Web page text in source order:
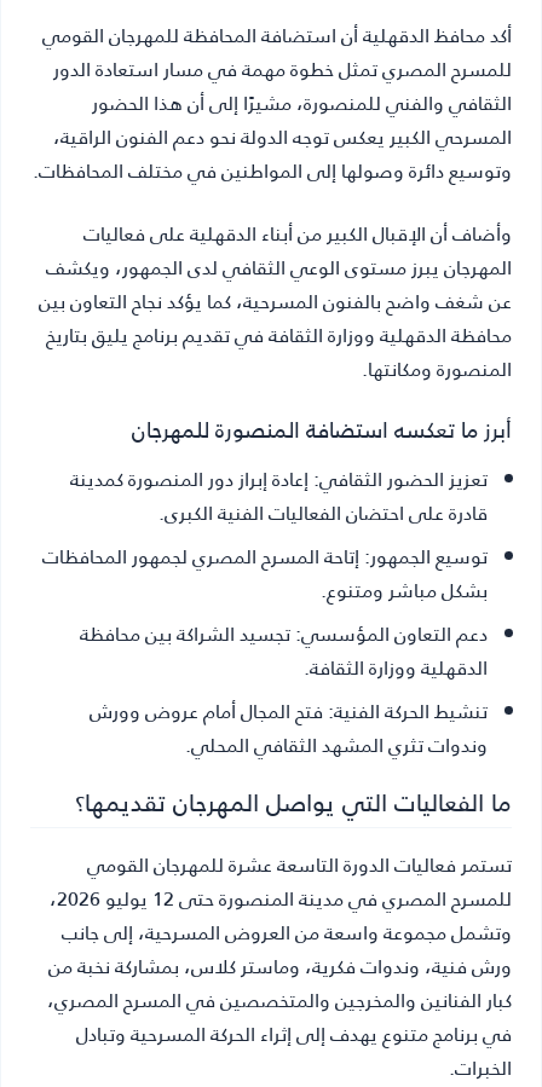
أكد محافظ الدقهلية أن استضافة المحافظة للمهرجان القومي
للمسرح المصري تمثل خطوة مهمة في مسار استعادة الدور
الثقافي والفني للمنصورة، مشيرًا إلى أن هذا الحضور
المسرحي الكبير يعكس توجه الدولة نحو دعم الفنون الراقية،
وتوسيع دائرة وصولها إلى المواطنين في مختلف المحافظات.
وأضاف أن الإقبال الكبير من أبناء الدقهلية على فعاليات
المهرجان يبرز مستوى الوعي الثقافي لدى الجمهور، ويكشف
عن شغف واضح بالفنون المسرحية، كما يؤكد نجاح التعاون بين
محافظة الدقهلية ووزارة الثقافة في تقديم برنامج يليق بتاريخ
المنصورة ومكانتها.
أبرز ما تعكسه استضافة المنصورة للمهرجان
تعزيز الحضور الثقافي:إعادة إبراز دور المنصورة كمدينة
قادرة على احتضان الفعاليات الفنية الكبرى.
توسيع الجمهور:إتاحة المسرح المصري لجمهور المحافظات
بشكل مباشر ومتنوع.
دعم التعاون المؤسسي:تجسيد الشراكة بين محافظة
الدقهلية ووزارة الثقافة.
تنشيط الحركة الفنية:فتح المجال أمام عروض وورش
وندوات تثري المشهد الثقافي المحلي.
ما الفعاليات التي يواصل المهرجان تقديمها؟
تستمر فعاليات الدورة التاسعة عشرة للمهرجان القومي
للمسرح المصري في مدينة المنصورة حتى 12 يوليو 2026،
وتشمل مجموعة واسعة من العروض المسرحية، إلى جانب
ورش فنية، وندوات فكرية، وماستر كلاس، بمشاركة نخبة من
كبار الفنانين والمخرجين والمتخصصين في المسرح المصري،
في برنامج متنوع يهدف إلى إثراء الحركة المسرحية وتبادل
الخبرات.